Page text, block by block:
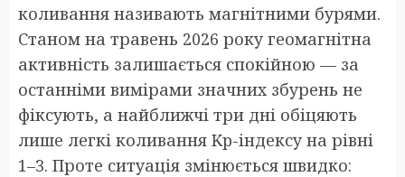
коливання називають магнітними бурями.
Станом на травень 2026 року геомагнітна
активність залишається спокійною — за
останніми вимірами значних збурень не
фіксують, а найближчі три дні обіцяють
лише легкі коливання Kp-індексу на рівні
1–3. Проте ситуація змінюється швидко: